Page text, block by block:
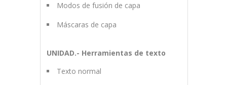
Modos de fusión de capa
Máscaras de capa
UNIDAD.- Herramientas de texto
Texto normal